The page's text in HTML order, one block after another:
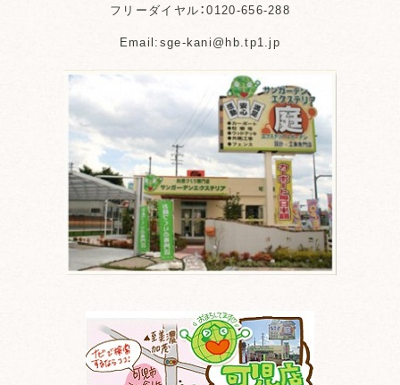
フリーダイヤル：0120-656-288
Email:sge-kani@hb.tp1.jp